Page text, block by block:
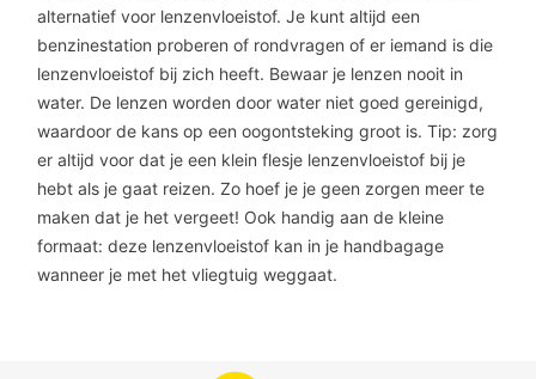
alternatief voor lenzenvloeistof. Je kunt altijd een
benzinestation proberen of rondvragen of er iemand is die
lenzenvloeistof bij zich heeft. Bewaar je lenzen nooit in
water. De lenzen worden door water niet goed gereinigd,
waardoor de kans op een oogontsteking groot is. Tip: zorg
er altijd voor dat je een klein flesje lenzenvloeistof bij je
hebt als je gaat reizen. Zo hoef je je geen zorgen meer te
maken dat je het vergeet! Ook handig aan de kleine
formaat: deze lenzenvloeistof kan in je handbagage
wanneer je met het vliegtuig weggaat.